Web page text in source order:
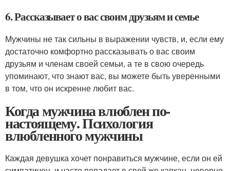
6. Рассказывает о вас своим друзьям и семье
Мужчины не так сильны в выражении чувств, и, если ему
достаточно комфортно рассказывать о вас своим
друзьям и членам своей семьи, а те в свою очередь
упоминают, что знают вас, вы можете быть уверенными
в том, что он искренне любит вас.
Когда мужчина влюблен по-
настоящему. Психология
влюбленного мужчины
Каждая девушка хочет понравиться мужчине, если он ей